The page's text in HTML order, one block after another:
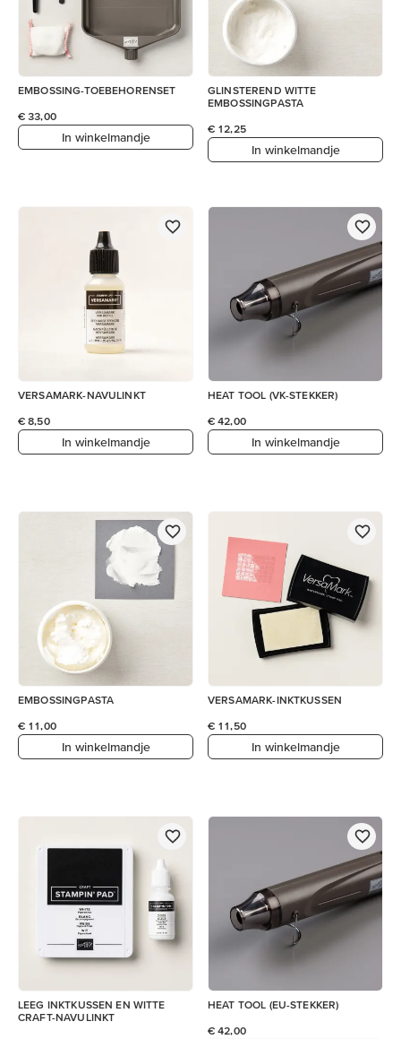
EMBOSSING-TOEBEHORENSET
€ 33,00
In winkelmandje
GLINSTEREND WITTE
EMBOSSINGPASTA
€ 12,25
In winkelmandje
VERSAMARK-NAVULINKT
€ 8,50
In winkelmandje
HEAT TOOL (VK-STEKKER)
€ 42,00
In winkelmandje
EMBOSSINGPASTA
€ 11,00
In winkelmandje
VERSAMARK-INKTKUSSEN
€ 11,50
In winkelmandje
LEEG INKTKUSSEN EN WITTE
CRAFT-NAVULINKT
HEAT TOOL (EU-STEKKER)
€ 42,00